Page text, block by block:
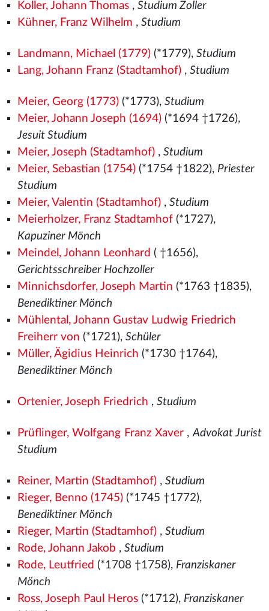
Koller, Johann Thomas, Studium Zoller
Kühner, Franz Wilhelm , Studium
Landmann, Michael (1779)(*1779), Studium
Lang, Johann Franz (Stadtamhof), Studium
Meier, Georg (1773)(*1773), Studium
Meier, Johann Joseph (1694)(*1694 †1726),
Jesuit Studium
Meier, Joseph (Stadtamhof), Studium
Meier, Sebastian (1754)(*1754 †1822), Priester
Studium
Meier, Valentin (Stadtamhof), Studium
Meierholzer, Franz Stadtamhof(*1727),
Kapuziner Mönch
Meindel, Johann Leonhard ( †1656),
Gerichtsschreiber Hochzoller
Minnichsdorfer, Joseph Martin (*1763 †1835),
Benediktiner Mönch
Mühlental, Johann Gustav Ludwig Friedrich
Freiherr von (*1721), Schüler
Müller, Ägidius Heinrich (*1730 †1764),
Benediktiner Mönch
Ortenier, Joseph Friedrich , Studium
Prüflinger, Wolfgang Franz Xaver,Advokat Jurist
Studium
Reiner, Martin (Stadtamhof), Studium
Rieger, Benno (1745)(*1745 †1772),
Benediktiner Mönch
Rieger, Martin (Stadtamhof), Studium
Rode, Johann Jakob , Studium
Rode, Leutfried (*1708 †1758), Franziskaner
Mönch
Ross, Joseph Paul Heros(*1712), Franziskaner